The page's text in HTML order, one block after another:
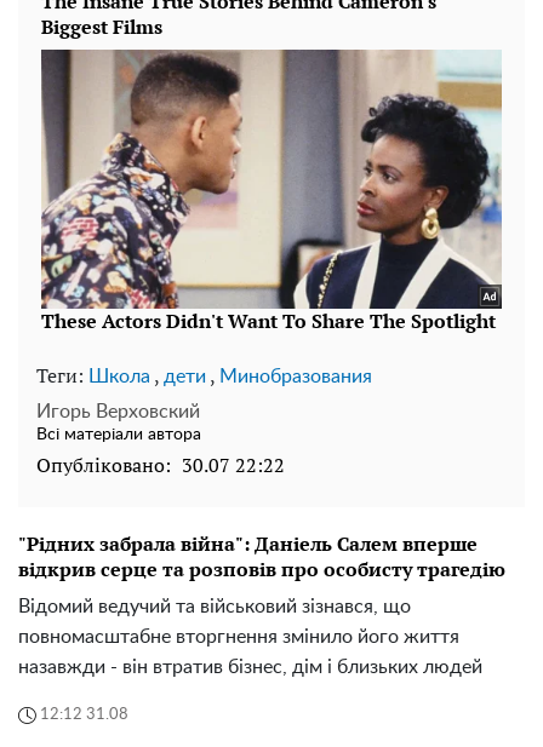
Теги: Школа , дети , Минобразования
Игорь Верховский
Всі матеріали автора
Опубліковано: 30.07 22:22
"Рідних забрала війна": Даніель Салем вперше
відкрив серце та розповів про особисту трагедію
Відомий ведучий та військовий зізнався, що
повномасштабне вторгнення змінило його життя
назавжди - він втратив бізнес, дім і близьких людей
12:12 31.08